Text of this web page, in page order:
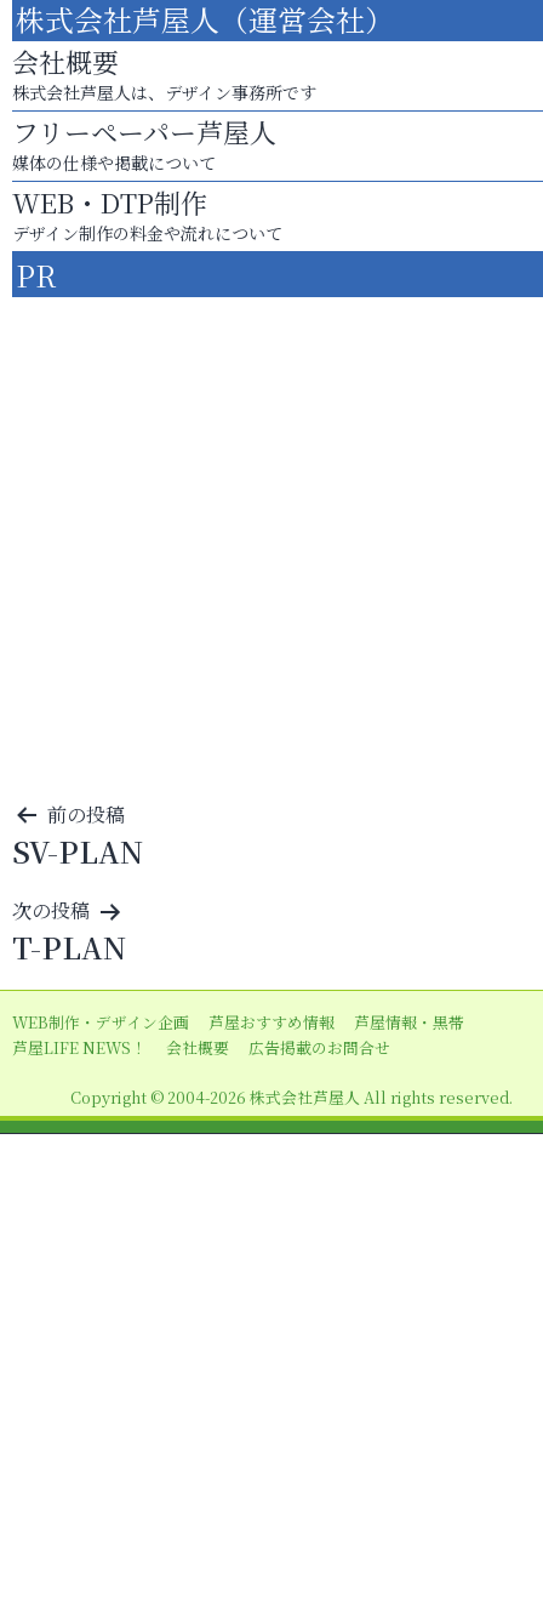
株式会社芦屋人（運営会社）
会社概要
株式会社芦屋人は、デザイン事務所です
フリーペーパー芦屋人
媒体の仕様や掲載について
WEB・DTP制作
デザイン制作の料金や流れについて
PR
投
稿
ナ
ビ
ゲ
ー
シ
ン
前の投稿
SV-PLAN
次の投稿
T-PLAN
WEB制作・デザイン企画 芦屋おすすめ情報
芦屋情報・黒帯
芦屋LIFE NEWS！
会社概要 広告掲載のお問合せ
Copyright © 2004-2026 株式会社芦屋人 All rights reserved.